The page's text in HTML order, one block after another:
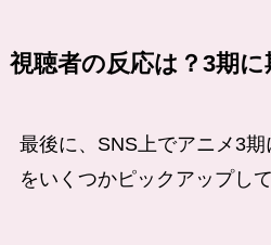
視聴者の反応は？3期
最後に、SNS上でアニメ3
をいくつかピックアップし